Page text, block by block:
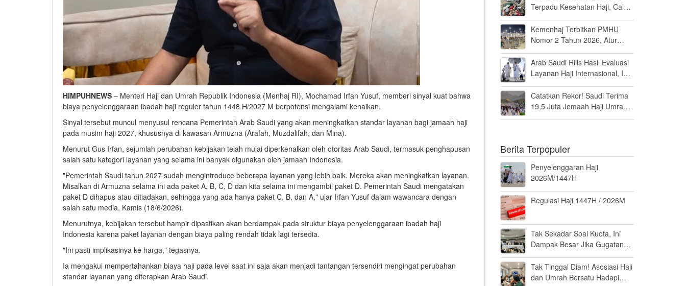
HIMPUHNEWS – Menteri Haji dan Umrah Republik Indonesia (Menhaj RI), Mochamad Irfan Yusuf, memberi sinyal kuat bahwa
biaya penyelenggaraan ibadah haji reguler tahun 1448 H/2027 M berpotensi mengalami kenaikan.
Sinyal tersebut muncul menyusul rencana Pemerintah Arab Saudi yang akan meningkatkan standar layanan bagi jamaah haji
pada musim haji 2027, khususnya di kawasan Armuzna (Arafah, Muzdalifah, dan Mina).
Menurut Gus Irfan, sejumlah perubahan kebijakan telah mulai diperkenalkan oleh otoritas Arab Saudi, termasuk penghapusan
salah satu kategori layanan yang selama ini banyak digunakan oleh jamaah Indonesia.
"Pemerintah Saudi tahun 2027 sudah mengintroduce beberapa layanan yang lebih baik. Mereka akan meningkatkan layanan.
Misalkan di Armuzna selama ini ada paket A, B, C, D dan kita selama ini mengambil paket D. Pemerintah Saudi mengatakan
paket D dihapus atau ditiadakan, sehingga yang ada hanya paket C, B, dan A," ujar Irfan Yusuf dalam wawancara dengan
salah satu media, Kamis (18/6/2026).
Menurutnya, kebijakan tersebut hampir dipastikan akan berdampak pada struktur biaya penyelenggaraan ibadah haji
Indonesia karena paket layanan dengan biaya paling rendah tidak lagi tersedia.
"Ini pasti implikasinya ke harga," tegasnya.
Ia mengakui mempertahankan biaya haji pada level saat ini saja akan menjadi tantangan tersendiri mengingat perubahan
standar layanan yang diterapkan Arab Saudi.
Terpadu Kesehatan Haji, Calon
Fit to Fly
Kemenhaj Terbitkan PMHU
Nomor 2 Tahun 2026, Atur
Umrah
Arab Saudi Rilis Hasil Evaluasi
Layanan Haji Internasional, Ini
Catatkan Rekor! Saudi Terima
19,5 Juta Jemaah Haji Umrah
Berita Terpopuler
Penyelenggaran Haji
2026M/1447H
Regulasi Haji 1447H / 2026M
Tak Sekadar Soal Kuota, Ini
Dampak Besar Jika Gugatan
Tak Tinggal Diam! Asosiasi Haji
dan Umrah Bersatu Hadapi